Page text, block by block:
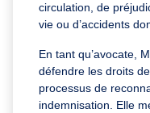
circulation, de
vie ou d’accidents
En tant qu’avocate,
défendre les droits
processus de
indemnisation. Elle